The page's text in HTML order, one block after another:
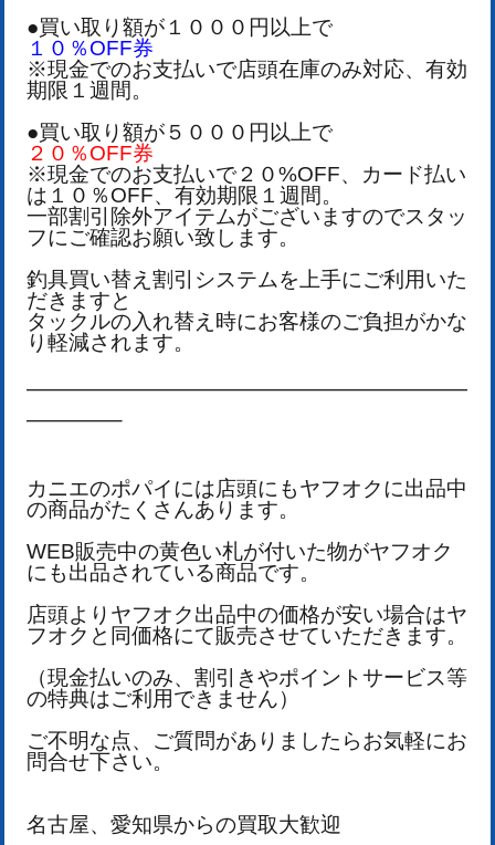
●買い取り額が１０００円以上で
１０％OFF券
※現金でのお支払いで店頭在庫のみ対応、有効
期限１週間。
●買い取り額が５０００円以上で
２０％OFF券
※現金でのお支払いで２０%OFF、カード払い
は１０％OFF、有効期限１週間。
一部割引除外アイテムがございますのでスタッ
フにご確認お願い致します。
釣具買い替え割引システムを上手にご利用いた
だきますと
タックルの入れ替え時にお客様のご負担がかな
り軽減されます。
—————————————————————
————–
カニエのポパイには店頭にもヤフオクに出品中
の商品がたくさんあります。
WEB販売中の黄色い札が付いた物がヤフオク
にも出品されている商品です。
店頭よりヤフオク出品中の価格が安い場合はヤ
フオクと同価格にて販売させていただきます。
（現金払いのみ、割引きやポイントサービス等
の特典はご利用できません）
ご不明な点、ご質問がありましたらお気軽にお
問合せ下さい。
名古屋、愛知県からの買取大歓迎